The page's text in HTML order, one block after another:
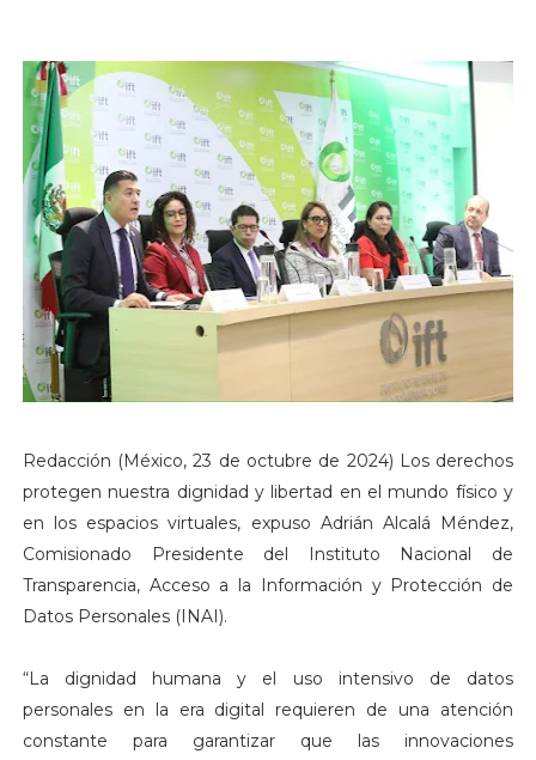
Redacción (México, 23 de octubre de 2024) Los derechos
protegen nuestra dignidad y libertad en el mundo físico y
en los espacios virtuales, expuso Adrián Alcalá Méndez,
Comisionado Presidente del Instituto Nacional de
Transparencia, Acceso a la Información y Protección de
Datos Personales (INAI).
“La dignidad humana y el uso intensivo de datos
personales en la era digital requieren de una atención
constante para garantizar que las innovaciones